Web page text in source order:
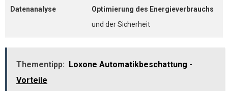
Datenanalyse
Optimierung des Energieverbrauchs
und der Sicherheit
Thementipp: Loxone Automatikbeschattung -
Vorteile